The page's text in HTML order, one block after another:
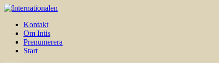
Kontakt
Om Intis
Prenumerera
Start